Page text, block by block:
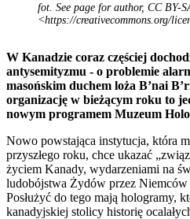
fot. See page for author, CC BY-
<https://creativecommons.org/
W Kanadzie coraz częściej
antysemityzmu - o problemie
masońskim duchem loża B’nai
organizację w bieżącym roku to
nowym programem Muzeum
Nowo powstająca instytucja, która
przyszłego roku, chce ukazać
życiem Kanady, wydarzeniami na
ludobójstwa Żydów przez
Posłużyć do tego mają hologramy,
kanadyjskiej stolicy historię